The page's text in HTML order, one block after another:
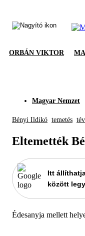
ORBÁN VIKTOR
Magyar Nemzet
Bényi Ildikó temetés
Eltemették
Itt
között
Édesanyja mellett